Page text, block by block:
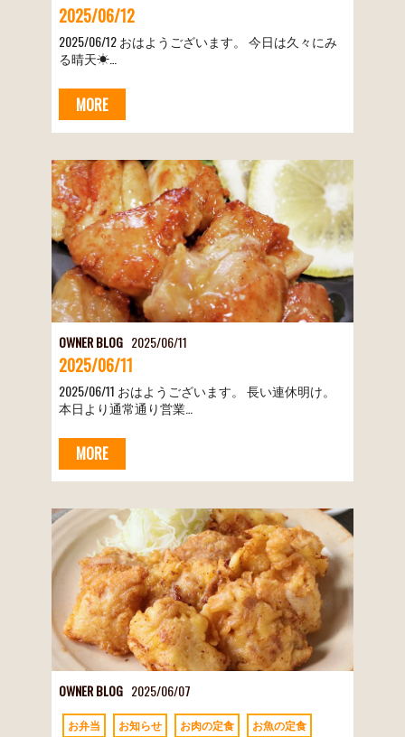
2025/06/12
2025/06/12 おはようございます。 今日は久々にみ
る晴天☀…
MORE
OWNER BLOG 2025/06/11
2025/06/11
2025/06/11 おはようございます。 長い連休明け。
本日より通常通り営業…
MORE
OWNER BLOG 2025/06/07
お弁当 お知らせ お肉の定食 お魚の定食